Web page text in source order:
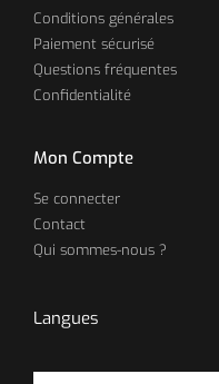
Conditions générales
Paiement sécurisé
Questions fréquentes
Confidentialité
Mon Compte
Se connecter
Contact
Qui sommes-nous ?
Langues